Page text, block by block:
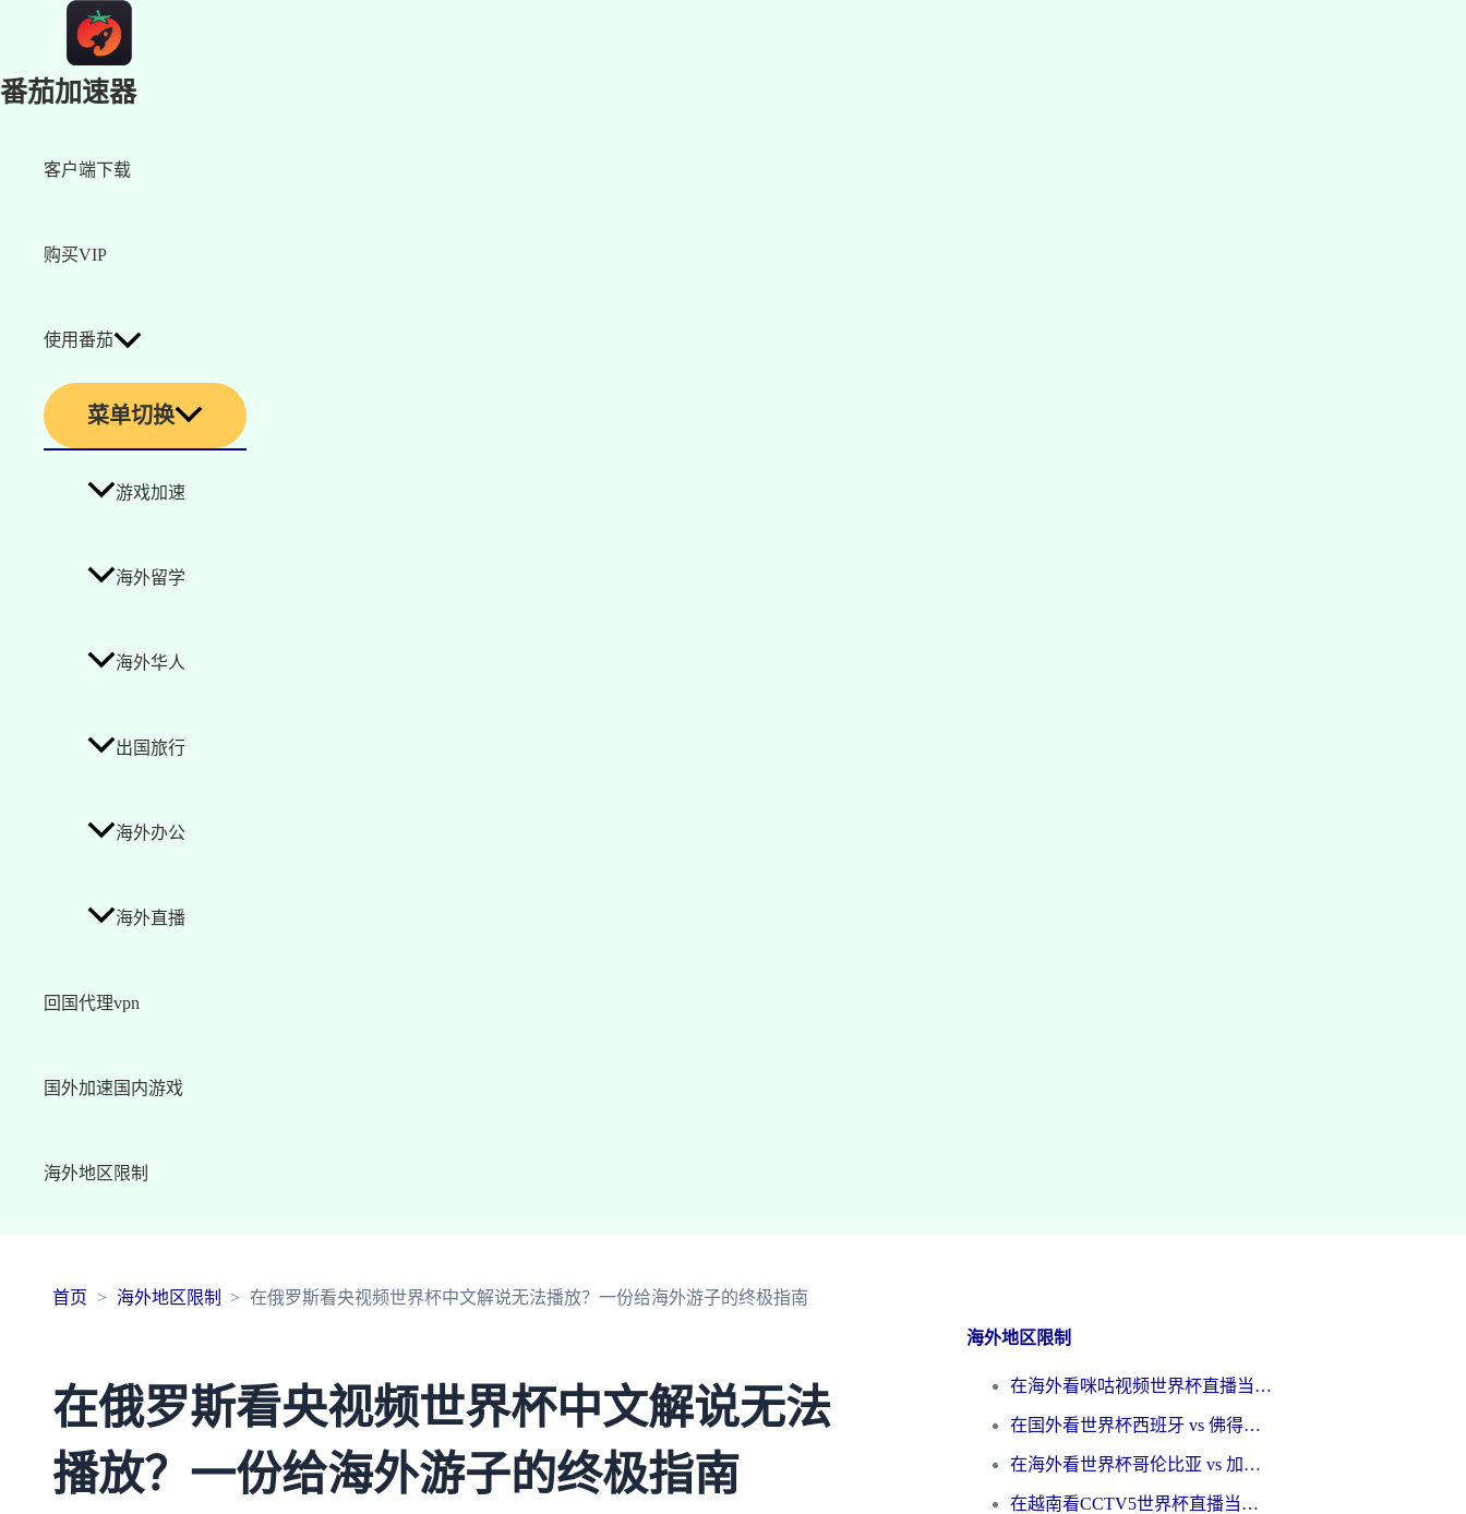
番茄加速器
客户端下载
购买VIP
使用番茄
菜单切换
游戏加速
海外留学
海外华人
出国旅行
海外办公
海外直播
回国代理vpn
国外加速国内游戏
海外地区限制
首页 海外地区限制 在俄罗斯看央视频世界杯中文解说无法播放？一份给海外游子的终极指南
在俄罗斯看央视频世界杯中文解说无法
播放？一份给海外游子的终极指南
海外地区限制
在海外看咪咕视频世界杯直播当前IP受限制？这篇指南帮你搞定所有体育赛事观看难题
在国外看世界杯西班牙 vs 佛得角无法播放？这篇指南帮你解锁所有中文体育直播
在海外看世界杯哥伦比亚 vs 加纳当前IP受限制？这篇指南帮你流畅看中文解说赛事
在越南看CCTV5世界杯直播当前IP受限制？海外党体育观赛终极指南来了